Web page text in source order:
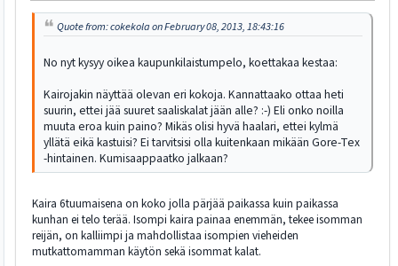
Quote from: cokekola on February 08, 2013, 18:43:16
No nyt kysyy oikea kaupunkilaistumpelo, koettakaa kestaa:
Kairojakin näyttää olevan eri kokoja. Kannattaako ottaa heti
suurin, ettei jää suuret saaliskalat jään alle? :-) Eli onko noilla
muuta eroa kuin paino? Mikäs olisi hyvä haalari, ettei kylmä
yllätä eikä kastuisi? Ei tarvitsisi olla kuitenkaan mikään Gore-Tex
-hintainen. Kumisaappaatko jalkaan?
Kaira 6tuumaisena on koko jolla pärjää paikassa kuin paikassa
kunhan ei telo terää. Isompi kaira painaa enemmän, tekee isomman
reijän, on kalliimpi ja mahdollistaa isompien vieheiden
mutkattomamman käytön sekä isommat kalat.